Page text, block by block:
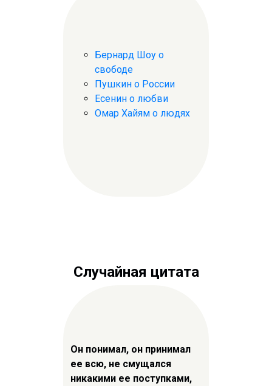
Бернард Шоу о
свободе
Пушкин о России
Есенин о любви
Омар Хайям о людях
Случайная цитата
Он понимал, он принимал
ее всю, не смущался
никакими ее поступками,